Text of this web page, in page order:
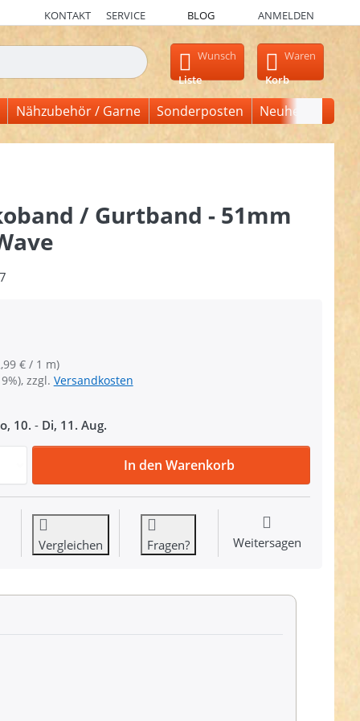
KONTAKT SERVICE BLOG ANMELDEN
erscheinen automatisch erste Ergebnisse. Drücken Sie die
Wunsch
Liste
Waren
Korb
Nähzubehör / Garne Sonderposten Neuheiten
/ Gurtband - 51mm
€ / 1 m)
zzgl. Versandkosten
10. - Di, 11. Aug.
1m Dekoband / Gurtband - 51mm breit - Wave zu 2,99 €,
In den Warenkorb
Vergleichen Fragen? Weitersagen